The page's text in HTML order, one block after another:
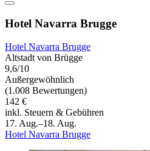
Hotel Navarra Brugge
Hotel Navarra Brugge
Altstadt von Brügge
9,6/10
Außergewöhnlich
(1.008 Bewertungen)
142 €
inkl. Steuern & Gebühren
17. Aug.–18. Aug.
Hotel Navarra Brugge